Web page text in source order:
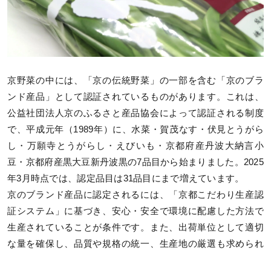
京野菜の中には、「京の伝統野菜」の一部を含む「京のブラ
ンド産品」として認証されているものがあります。これは、
公益社団法人京のふるさと産品協会によって認証される制度
で、平成元年（1989年）に、水菜・賀茂なす・伏見とうがら
し・万願寺とうがらし・えびいも・京都府産丹波大納言小
豆・京都府産黒大豆新丹波黒の7品目から始まりました。2025
年3月時点では、認定品目は31品目にまで増えています。
京のブランド産品に認定されるには、「京都こだわり生産認
証システム」に基づき、安心・安全で環境に配慮した方法で
生産されていることが条件です。また、出荷単位として適切
な量を確保し、品質や規格の統一、生産地の厳選も求められ